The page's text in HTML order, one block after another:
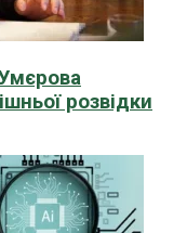
розвідки